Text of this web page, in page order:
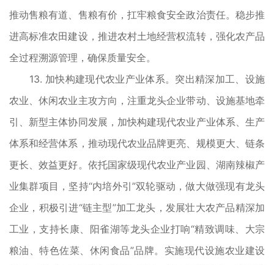
推动售粮有道、售粮有价，扛牢粮食安全政治责任。稳步推
进高标准农田建设，推进农村土地经营权流转，强化农产品
全过程溯源管理，确保质量安全。
13. 加快构建现代农业产业体系。突出精深加工、设施
农业、休闲农业主攻方向，注重龙头企业带动、设施基地牵
引、新型主体协同发展，加快构建现代农业产业体系、生产
体系和经营体系，推动现代农业品牌更亮、规模更大、链条
更长、效益更好。依托国家级现代农业产业园、湖南辣椒产
业集群项目，坚持“内培外引”双轮驱动，做大做强现有龙头
企业，积极引进“链主型”加工龙头，发展壮大农产品精深加
工业，支持长康、阳雀湖等龙头企业打响“精致调味、大宗
粮油、特色佐菜、休闲食品”品牌。实施现代设施农业建设